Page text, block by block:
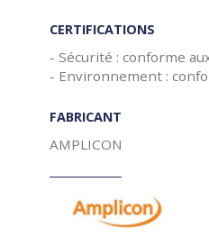
CERTIFICATIONS
- Sécurité : conforme
- Environnement :
FABRICANT
AMPLICON